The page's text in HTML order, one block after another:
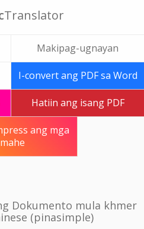
Translator
Makipag-ugnayan
I-convert ang PDF sa Word
Hatiin ang isang PDF
ang mga
Dokumento mula khmer
(pinasimple)